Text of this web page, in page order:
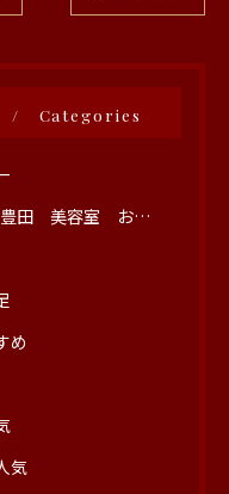
Categories
美容室 おすすめ
め
気